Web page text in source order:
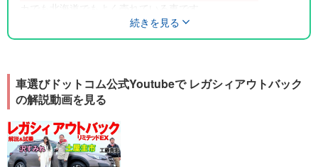
カでも北海道でもよく売れている車です。
続きを見る
車選びドットコム公式Youtubeで レガシィアウトバック
の解説動画を見る